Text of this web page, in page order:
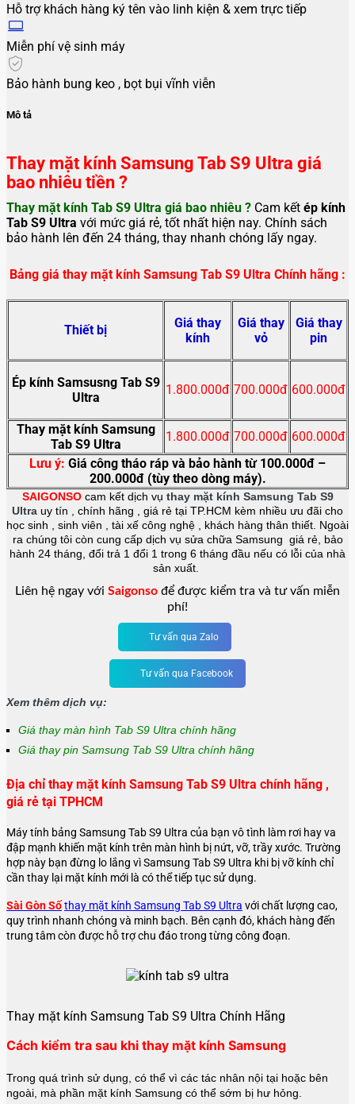
Hỗ trợ khách hàng ký tên vào linh kiện & xem trực tiếp
Miễn phí vệ sinh máy
Bảo hành bung keo , bọt bụi vĩnh viễn
Mô tả
Thay mặt kính Samsung Tab S9 Ultra giá
bao nhiêu tiền ?
Thay mặt kính Tab S9 Ultra giá bao nhiêu ? Cam kết ép kính
Tab S9 Ultra với mức giá rẻ, tốt nhất hiện nay. Chính sách
bảo hành lên đến 24 tháng, thay nhanh chóng lấy ngay.
Bảng giá thay mặt kính Samsung Tab S9 Ultra Chính hãng :
Thiết bị
Giá thay
kính
Giá thay
vỏ
Giá thay
pin
Ép kính Samsusng Tab S9
Ultra
1.800.000đ 700.000đ 600.000đ
Thay mặt kính Samsung
Tab S9 Ultra
1.800.000đ 700.000đ 600.000đ
Lưu ý: Giá công tháo ráp và bảo hành từ 100.000đ –
200.000đ (tùy theo dòng máy).
SAIGONSO cam kết dịch vụ thay mặt kính Samsung Tab S9
Ultra uy tín , chính hãng , giá rẻ tại TP.HCM kèm nhiều ưu đãi cho
học sinh , sinh viên , tài xế công nghệ , khách hàng thân thiết. Ngoài
ra chúng tôi còn cung cấp dịch vụ sửa chữa Samsung giá rẻ, bảo
hành 24 tháng, đổi trả 1 đổi 1 trong 6 tháng đầu nếu có lỗi của nhà
sản xuất.
Liên hệ ngay với Saigonso để được kiểm tra và tư vấn miễn
phí!
Tư vấn qua Zalo
Tư vấn qua Facebook
Xem thêm dịch vụ:
Giá thay màn hình Tab S9 Ultra chính hãng
Giá thay pin Samsung Tab S9 Ultra chính hãng
Địa chỉ thay mặt kính Samsung Tab S9 Ultra chính hãng ,
giá rẻ tại TPHCM
Máy tính bảng Samsung Tab S9 Ultra của bạn vô tình làm rơi hay va
đập mạnh khiến mặt kính trên màn hình bị nứt, vỡ, trầy xước. Trường
hợp này bạn đừng lo lắng vì Samsung Tab S9 Ultra khi bị vỡ kính chỉ
cần thay lại mặt kính mới là có thể tiếp tục sử dụng.
Sài Gòn Sốthay mặt kính Samsung Tab S9 Ultra với chất lượng cao,
quy trình nhanh chóng và minh bạch. Bên cạnh đó, khách hàng đến
trung tâm còn được hỗ trợ chu đáo trong từng công đoạn.
Thay mặt kính Samsung Tab S9 Ultra Chính Hãng
Cách kiểm tra sau khi thay mặt kính Samsung
Trong quá trình sử dụng, có thể vì các tác nhân nội tại hoặc bên
ngoài, mà phần mặt kính Samsung có thể sớm bị hư hỏng.